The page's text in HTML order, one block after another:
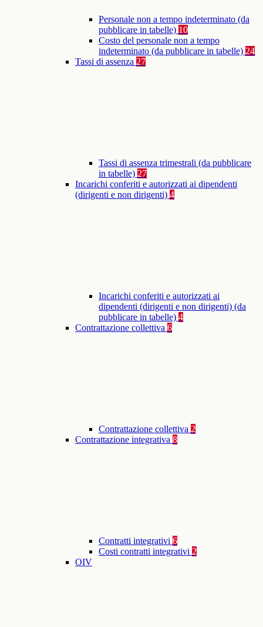
Personale non a tempo indeterminato (da
pubblicare in tabelle) 10
Costo del personale non a tempo
indeterminato (da pubblicare in tabelle) 24
Tassi di assenza 27
Tassi di assenza trimestrali (da pubblicare
in tabelle) 27
Incarichi conferiti e autorizzati ai dipendenti
(dirigenti e non dirigenti) 4
Incarichi conferiti e autorizzati ai
dipendenti (dirigenti e non dirigenti) (da
pubblicare in tabelle) 4
Contrattazione collettiva 6
Contrattazione collettiva 2
Contrattazione integrativa 8
Contratti integrativi 6
Costi contratti integrativi 2
OIV